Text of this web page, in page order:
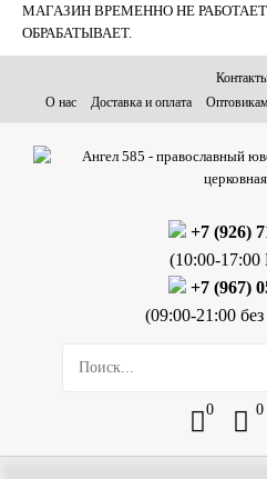
МАГАЗИН ВРЕМЕННО НЕ
ОБРАБАТЫВАЕТ.
О нас
Доставка и оплата
+7 (926)
(10:00-
+7 (967)
(09:00-21:00
0 0